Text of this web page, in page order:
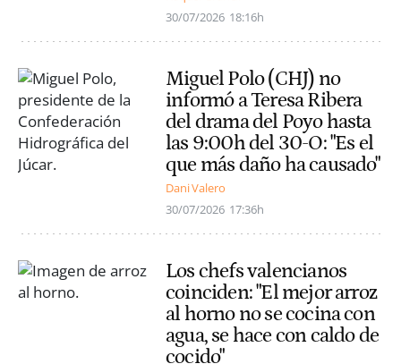
30/07/2026 18:16h
Miguel Polo (CHJ) no
informó a Teresa Ribera
del drama del Poyo hasta
las 9:00h del 30-O: "Es el
que más daño ha causado"
Dani Valero
30/07/2026 17:36h
Los chefs valencianos
coinciden: "El mejor arroz
al horno no se cocina con
agua, se hace con caldo de
cocido"